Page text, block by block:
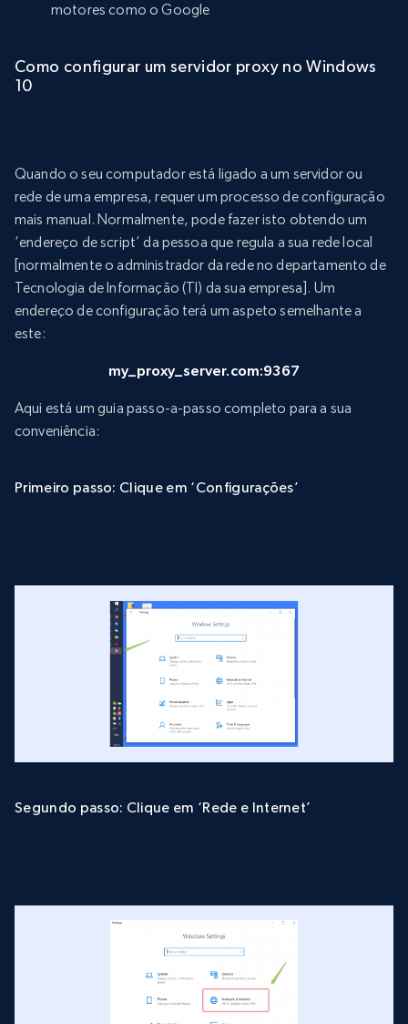
motores como o Google
Como configurar um servidor proxy no Windows
10
Quando o seu computador está ligado a um servidor ou
rede de uma empresa, requer um processo de configuração
mais manual. Normalmente, pode fazer isto obtendo um
‘endereço de script’ da pessoa que regula a sua rede local
[normalmente o administrador da rede no departamento de
Tecnologia de Informação (TI) da sua empresa]. Um
endereço de configuração terá um aspeto semelhante a
este:
my_proxy_server.com:9367
Aqui está um guia passo-a-passo completo para a sua
conveniência:
Primeiro passo: Clique em ‘Configurações’
Segundo passo: Clique em ‘Rede e Internet’